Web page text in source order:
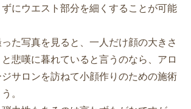
にウエスト部分を細くすることが可能
った写真を見ると、一人だけ顔の大きさ
悲嘆に暮れていると言うのなら、アロ
サロンを訪ねて小顔作りのための施術
。